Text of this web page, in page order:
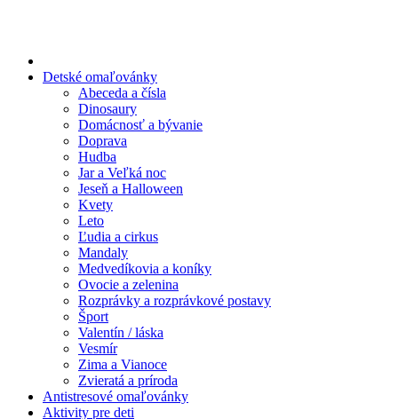
Detské omaľovánky
Abeceda a čísla
Dinosaury
Domácnosť a bývanie
Doprava
Hudba
Jar a Veľká noc
Jeseň a Halloween
Kvety
Leto
Ľudia a cirkus
Mandaly
Medvedíkovia a koníky
Ovocie a zelenina
Rozprávky a rozprávkové postavy
Šport
Valentín / láska
Vesmír
Zima a Vianoce
Zvieratá a príroda
Antistresové omaľovánky
Aktivity pre deti